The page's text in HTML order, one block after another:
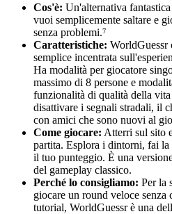
Cos'è: Un'alternativa
vuoi semplicemente saltare e
senza problemi.⁷
Caratteristiche: WorldGuessr
semplice incentrata
Ha modalità per giocatore
massimo di 8 persone e
funzionalità di qualità della
disattivare i segnali stradali, il
con amici che sono nuovi al
Come giocare: Atterri sul sito
partita. Esplora i dintorni, fai la
il tuo punteggio. È una
del gameplay classico.
Perché lo consigliamo: Per la
giocare un round veloce senza
tutorial, WorldGuessr è una